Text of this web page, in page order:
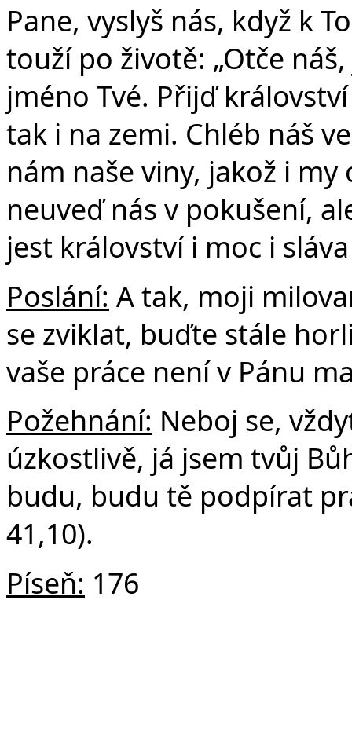
Pane, vyslyš nás, když k
touží po životě: „Otče
jméno Tvé. Přijď
tak i na zemi. Chléb náš
nám naše viny, jakož i
neuveď nás v pokušení,
jest království i moc i
Poslání: A tak, moji
se zviklat, buďte stále
vaše práce není v Pánu
Požehnání: Neboj se,
úzkostlivě, já jsem tvůj
budu, budu tě podpírat
41,10).
Píseň: 176